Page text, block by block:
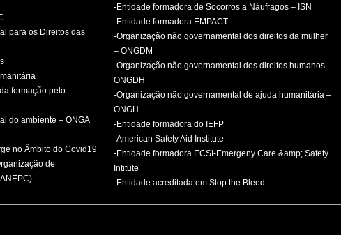
para os Direitos das
formação pelo
do ambiente – ONGA
no Âmbito do Covid19
de
-Entidade formadora de Socorros a Náufragos – ISN
-Entidade formadora EMPACT
-Organização não governamental dos direitos da mulher
– ONGDM
-Organização não governamental dos direitos humanos-
ONGDH
-Organização não governamental de ajuda humanitária –
ONGH
-Entidade formadora do IEFP
-American Safety Aid Institute
-Entidade formadora ECSI-Emergeny Care &amp; Safety
Intitute
-Entidade acreditada em Stop the Bleed